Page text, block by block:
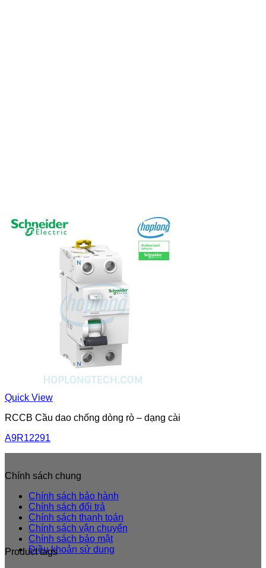
Quick View
RCCB Cầu dao chống dòng rò – dạng cài
A9R12291
Chính sách chung
Chính sách bảo hành
Chính sách đổi trả
Chính sách thanh toán
Chính sách vận chuyển
Chính sách bảo mật
Điều khoản sử dung
Product tags